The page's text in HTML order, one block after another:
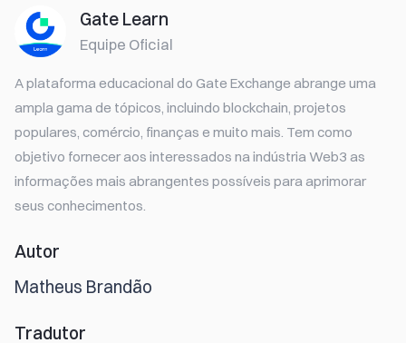
Gate Learn
Equipe Oficial
A plataforma educacional do Gate Exchange abrange uma
ampla gama de tópicos, incluindo blockchain, projetos
populares, comércio, finanças e muito mais. Tem como
objetivo fornecer aos interessados na indústria Web3 as
informações mais abrangentes possíveis para aprimorar
seus conhecimentos.
Autor
Matheus Brandão
Tradutor